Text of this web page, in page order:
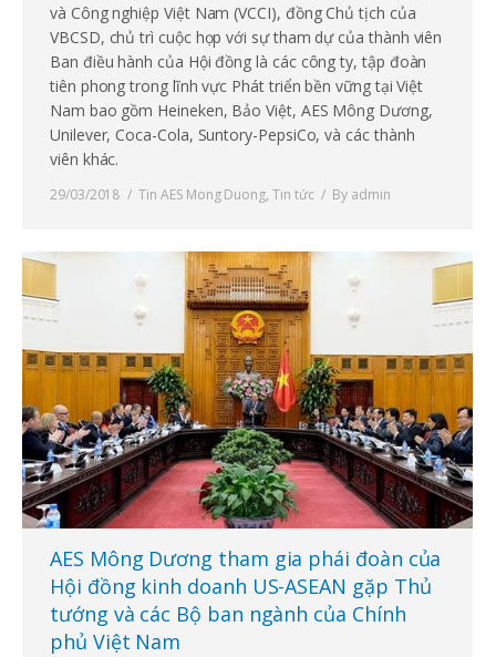
và Công nghiệp Việt Nam (VCCI), đồng Chủ tịch của
VBCSD, chủ trì cuộc họp với sự tham dự của thành viên
Ban điều hành của Hội đồng là các công ty, tập đoàn
tiên phong trong lĩnh vực Phát triển bền vững tại Việt
Nam bao gồm Heineken, Bảo Việt, AES Mông Dương,
Unilever, Coca-Cola, Suntory-PepsiCo, và các thành
viên khác.
29/03/2018 Tin AES Mong Duong, Tin tức By admin
AES Mông Dương tham gia phái đoàn của
Hội đồng kinh doanh US-ASEAN gặp Thủ
tướng và các Bộ ban ngành của Chính
phủ Việt Nam